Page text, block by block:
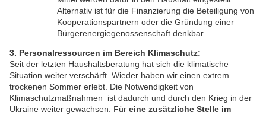
Alternativ ist für die Finanzierung die Beteiligung von
Kooperationspartnern oder die Gründung einer
Bürgerenergiegenossenschaft denkbar.
3. Personalressourcen im Bereich Klimaschutz:
Seit der letzten Haushaltsberatung hat sich die klimatische
Situation weiter verschärft. Wieder haben wir einen extrem
trockenen Sommer erlebt. Die Notwendigkeit von
Klimaschutzmaßnahmen ist dadurch und durch den Krieg in der
Ukraine weiter gewachsen. Für eine zusätzliche Stelle im